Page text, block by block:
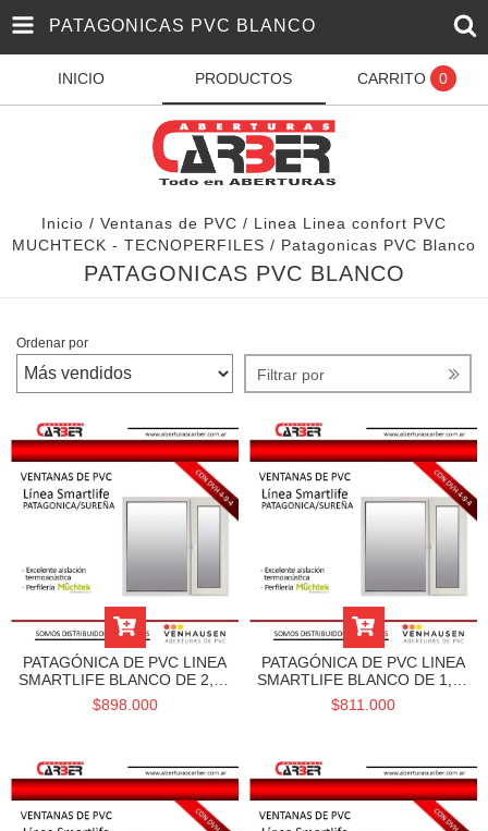
PATAGONICAS PVC BLANCO
INICIO PRODUCTOS CARRITO 0
Inicio / Ventanas de PVC / Linea Linea confort PVC
MUCHTECK - TECNOPERFILES / Patagonicas PVC Blanco
PATAGONICAS PVC BLANCO
Ordenar por
Filtrar por
PATAGÓNICA DE PVC LINEA
SMARTLIFE BLANCO DE 2,00
X 1,50 DVH Y CON
CONTRAMARCOS -
$898.000
PATAGÓNICA DE PVC LINEA
SMARTLIFE BLANCO DE 1,80
X 1,50 DVH Y
CONTRAMARCOS -
$811.000